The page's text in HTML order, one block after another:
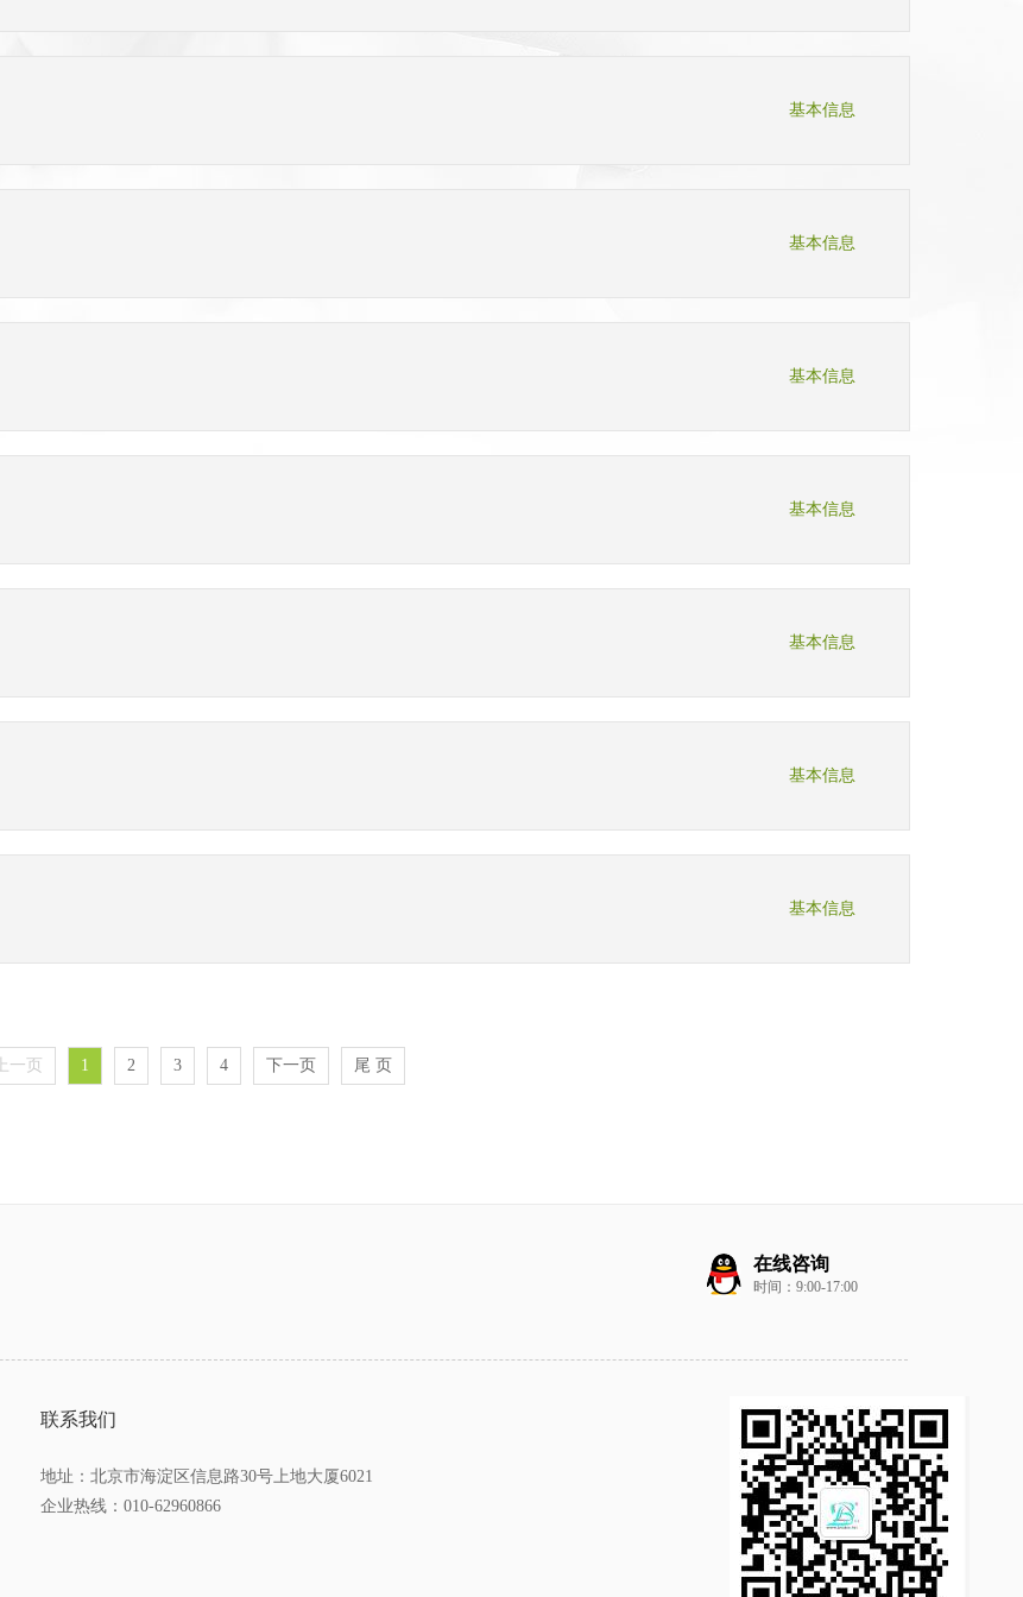
基本信息
基本信息
基本信息
基本信息
基本信息
基本信息
基本信息
上一页 1 2 3 4 下一页 尾 页
在线咨询
时间：9:00-17:00
联系我们
地址：北京市海淀区信息路30号上地大厦6021
企业热线：010-62960866